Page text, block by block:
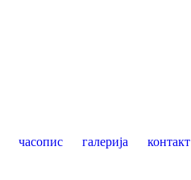
часопис галерија контакт